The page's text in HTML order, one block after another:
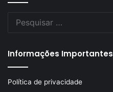
Informações Importantes
Política de privacidade